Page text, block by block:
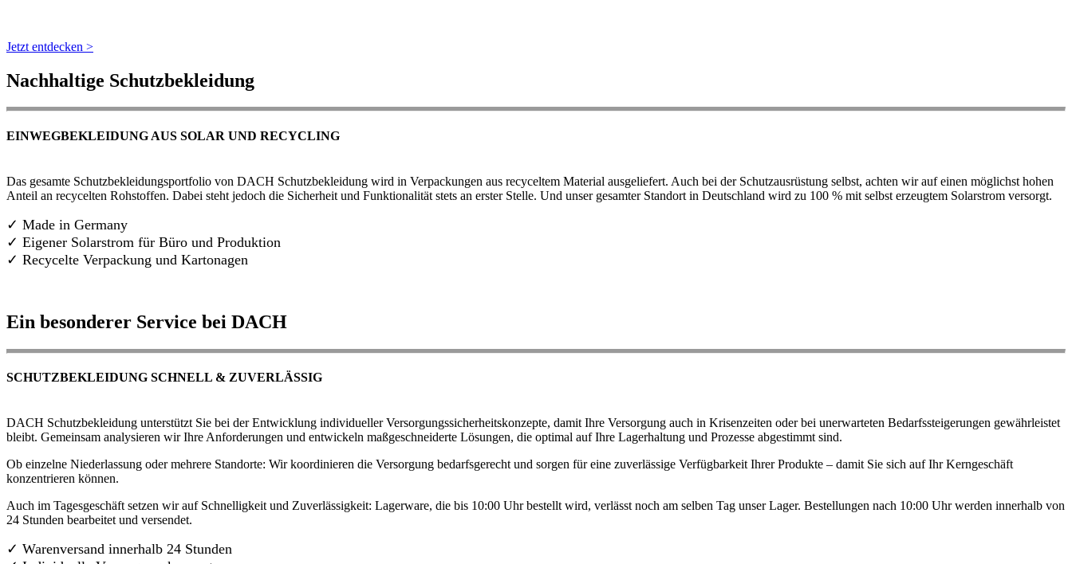
Jetzt entdecken >
Nachhaltige Schutzbekleidung
EINWEGBEKLEIDUNG AUS SOLAR UND RECYCLING
Das gesamte Schutzbekleidungsportfolio von DACH Schutzbekleidung wird in Verpackungen aus recyceltem Material ausgeliefert. Auch bei der Schutzausrüstung selbst, achten wir auf einen möglichst hohen
Anteil an recycelten Rohstoffen. Dabei steht jedoch die Sicherheit und Funktionalität stets an erster Stelle. Und unser gesamter Standort in Deutschland wird zu 100 % mit selbst erzeugtem Solarstrom versorgt.
✓ Made in Germany
✓ Eigener Solarstrom für Büro und Produktion
✓ Recycelte Verpackung und Kartonagen
Ein besonderer Service bei DACH
SCHUTZBEKLEIDUNG SCHNELL & ZUVERLÄSSIG
DACH Schutzbekleidung unterstützt Sie bei der Entwicklung individueller Versorgungssicherheitskonzepte, damit Ihre Versorgung auch in Krisenzeiten oder bei unerwarteten Bedarfssteigerungen gewährleistet
bleibt. Gemeinsam analysieren wir Ihre Anforderungen und entwickeln maßgeschneiderte Lösungen, die optimal auf Ihre Lagerhaltung und Prozesse abgestimmt sind.
Ob einzelne Niederlassung oder mehrere Standorte: Wir koordinieren die Versorgung bedarfsgerecht und sorgen für eine zuverlässige Verfügbarkeit Ihrer Produkte – damit Sie sich auf Ihr Kerngeschäft
konzentrieren können.
Auch im Tagesgeschäft setzen wir auf Schnelligkeit und Zuverlässigkeit: Lagerware, die bis 10:00 Uhr bestellt wird, verlässt noch am selben Tag unser Lager. Bestellungen nach 10:00 Uhr werden innerhalb von
24 Stunden bearbeitet und versendet.
✓ Warenversand innerhalb 24 Stunden